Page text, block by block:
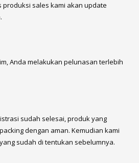
produksi sales kami akan update
Anda melakukan pelunasan terlebih
sudah selesai, produk yang
dengan aman. Kemudian kami
sudah di tentukan sebelumnya.